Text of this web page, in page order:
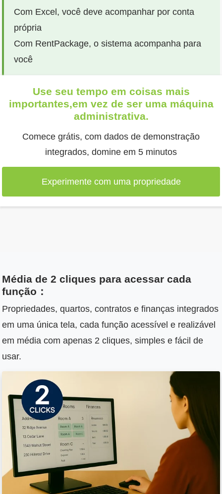
Com Excel, você deve acompanhar por conta
própria
Com RentPackage, o sistema acompanha para
você
Use seu tempo em coisas mais
importantes,em vez de ser uma máquina
administrativa.
Comece grátis, com dados de demonstração
integrados, domine em 5 minutos
Experimente com uma propriedade
Média de 2 cliques para acessar cada
função：
Propriedades, quartos, contratos e finanças integrados
em uma única tela, cada função acessível e realizável
em média com apenas 2 cliques, simples e fácil de
usar.